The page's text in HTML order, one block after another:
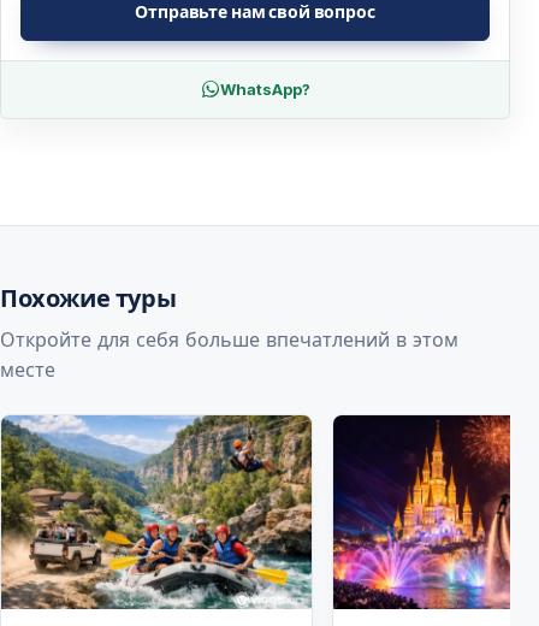
Отправьте нам свой вопрос
WhatsApp?
Похожие туры
Откройте для себя больше впечатлений в этом
месте